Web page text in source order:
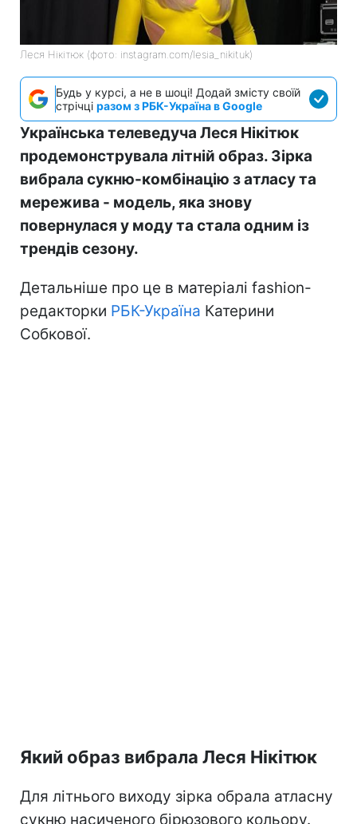
Леся Нікітюк (фото: instagram.com/lesia_nikituk)
Будь у курсі, а не в шоці! Додай змісту своїй
стрічці разом з РБК-Україна в Google
Українська телеведуча Леся Нікітюк
продемонструвала літній образ. Зірка
вибрала сукню-комбінацію з атласу та
мережива - модель, яка знову
повернулася у моду та стала одним із
трендів сезону.
Детальніше про це в матеріалі fashion-
редакторки РБК-Україна Катерини
Собкової.
Який образ вибрала Леся Нікітюк
Для літнього виходу зірка обрала атласну
сукню насиченого бірюзового кольору.